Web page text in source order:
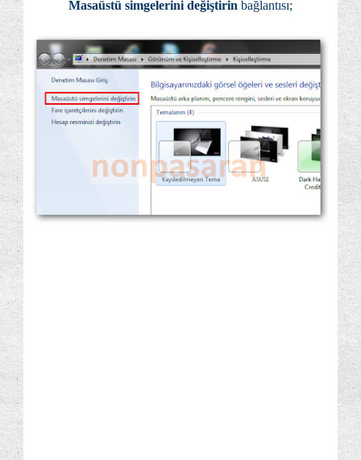
Masaüstü simgelerini değiştirin bağlantısı;